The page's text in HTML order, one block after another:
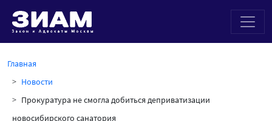
Главная
Новости
Прокуратура не смогла добиться деприватизации
новосибирского санатория